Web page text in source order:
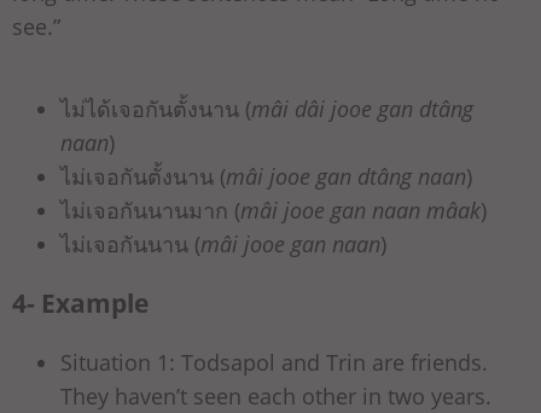
see.”
ไม่ได้เจอกันตั้งนาน (mâi dâi jooe gan dtâng
naan)
ไม่เจอกันตั้งนาน (mâi jooe gan dtâng naan)
ไม่เจอกันนานมาก (mâi jooe gan naan mâak)
ไม่เจอกันนาน (mâi jooe gan naan)
4- Example
Situation 1: Todsapol and Trin are friends.
They haven’t seen each other in two years.